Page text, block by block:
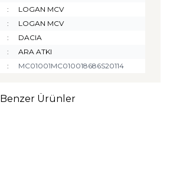
:
LOGAN MCV
:
LOGAN MCV
:
DACIA
:
ARA ATKI
: MC01001MC010018686S20114
Benzer Ürünler